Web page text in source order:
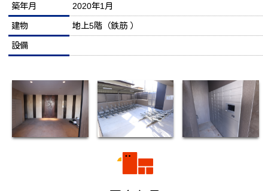
築年月 2020年1月
建物 地上5階（鉄筋 ）
設備